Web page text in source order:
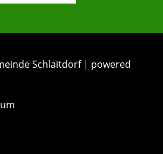
Schlaitdorf | powered